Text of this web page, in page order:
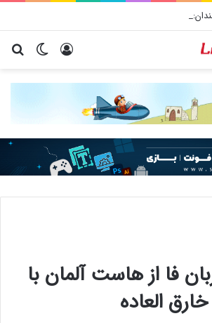
تغییر ورود
فا از هاست آلمان با
العاده